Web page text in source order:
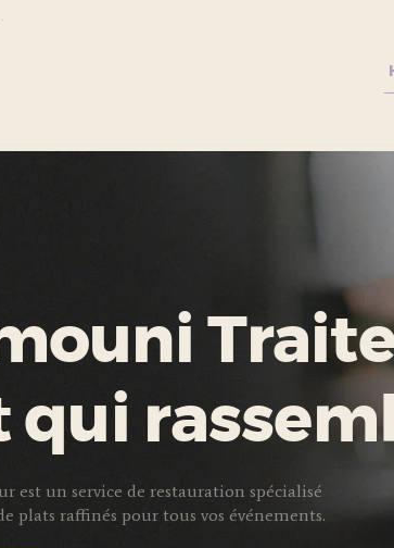
qui
est un service de restauration spécialisé
plats raffinés pour tous vos événements.